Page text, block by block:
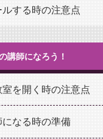
する時の注意点
講師になろう！
を開く時の注意点
なる時の準備